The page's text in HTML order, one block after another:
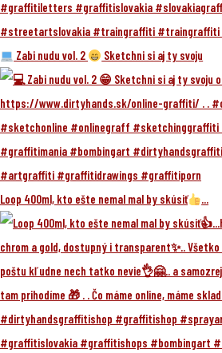
Zabi nudu vol. 2 Sketchni si aj ty svoju
Loop 400ml, kto ešte nemal mal by skúsiť ...